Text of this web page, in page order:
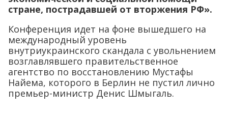
стране, пострадавшей от вторжения РФ».
Конференция идет на фоне вышедшего на
международный уровень
внутриукраинского скандала с увольнением
возглавлявшего правительственное
агентство по восстановлению Мустафы
Найема, которого в Берлин не пустил лично
премьер-министр Денис Шмыгаль.